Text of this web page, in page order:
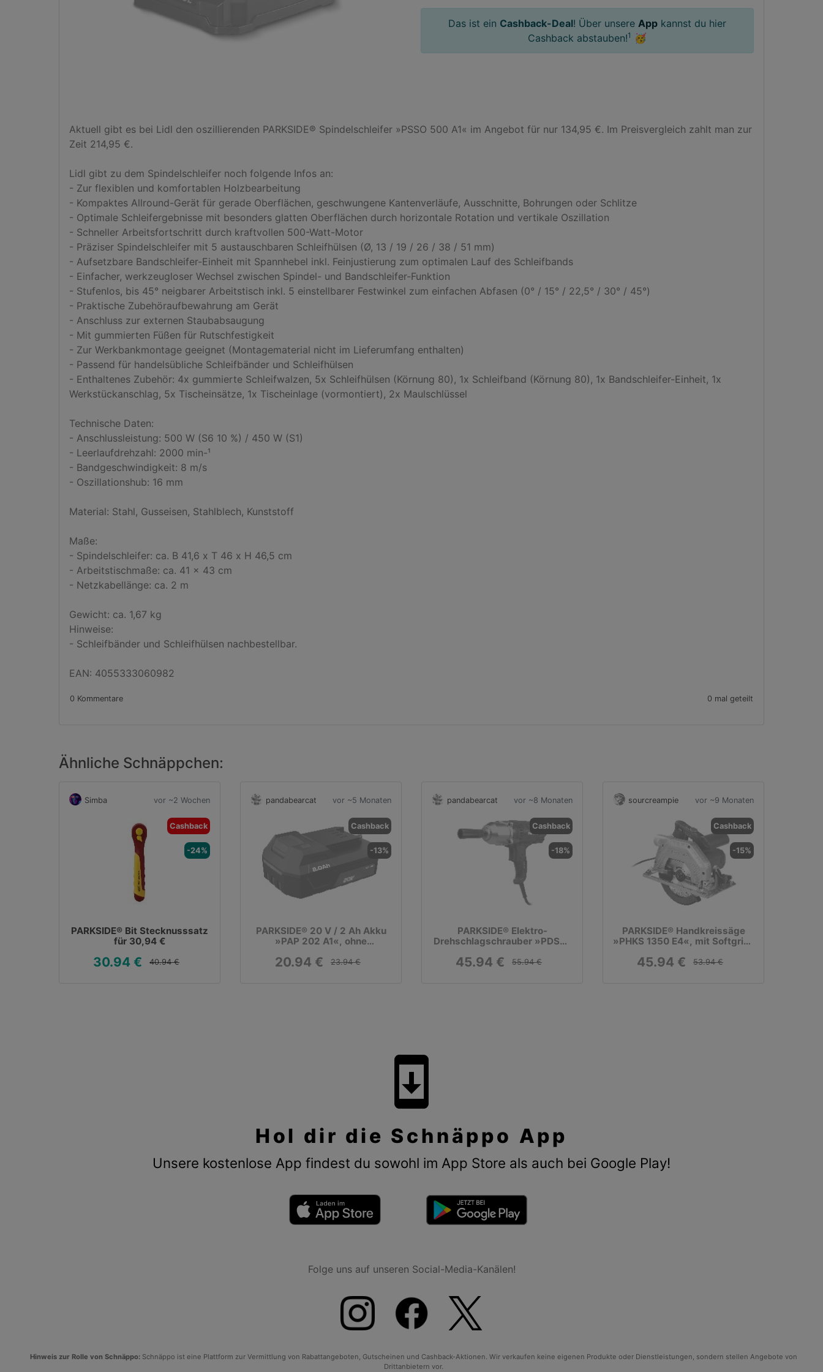
Das ist ein Cashback-Deal! Über unsere App kannst du hier
Cashback abstauben!1 🥳
Aktuell gibt es bei Lidl den oszillierenden PARKSIDE® Spindelschleifer »PSSO 500 A1« im Angebot für nur 134,95 €. Im Preisvergleich zahlt man zur
Zeit 214,95 €.
Lidl gibt zu dem Spindelschleifer noch folgende Infos an:
- Zur flexiblen und komfortablen Holzbearbeitung
- Kompaktes Allround-Gerät für gerade Oberflächen, geschwungene Kantenverläufe, Ausschnitte, Bohrungen oder Schlitze
- Optimale Schleifergebnisse mit besonders glatten Oberflächen durch horizontale Rotation und vertikale Oszillation
- Schneller Arbeitsfortschritt durch kraftvollen 500-Watt-Motor
- Präziser Spindelschleifer mit 5 austauschbaren Schleifhülsen (Ø, 13 / 19 / 26 / 38 / 51 mm)
- Aufsetzbare Bandschleifer-Einheit mit Spannhebel inkl. Feinjustierung zum optimalen Lauf des Schleifbands
- Einfacher, werkzeugloser Wechsel zwischen Spindel- und Bandschleifer-Funktion
- Stufenlos, bis 45° neigbarer Arbeitstisch inkl. 5 einstellbarer Festwinkel zum einfachen Abfasen (0° / 15° / 22,5° / 30° / 45°)
- Praktische Zubehöraufbewahrung am Gerät
- Anschluss zur externen Staubabsaugung
- Mit gummierten Füßen für Rutschfestigkeit
- Zur Werkbankmontage geeignet (Montagematerial nicht im Lieferumfang enthalten)
- Passend für handelsübliche Schleifbänder und Schleifhülsen
- Enthaltenes Zubehör: 4x gummierte Schleifwalzen, 5x Schleifhülsen (Körnung 80), 1x Schleifband (Körnung 80), 1x Bandschleifer-Einheit, 1x
Werkstückanschlag, 5x Tischeinsätze, 1x Tischeinlage (vormontiert), 2x Maulschlüssel
Technische Daten:
- Anschlussleistung: 500 W (S6 10 %) / 450 W (S1)
- Leerlaufdrehzahl: 2000 min-¹
- Bandgeschwindigkeit: 8 m/s
- Oszillationshub: 16 mm
Material: Stahl, Gusseisen, Stahlblech, Kunststoff
Maße:
- Spindelschleifer: ca. B 41,6 x T 46 x H 46,5 cm
- Arbeitstischmaße: ca. 41 x 43 cm
- Netzkabellänge: ca. 2 m
Gewicht: ca. 1,67 kg
Hinweise:
- Schleifbänder und Schleifhülsen nachbestellbar.
EAN: 4055333060982
0 Kommentare 0 mal geteilt
Ähnliche Schnäppchen:
Simba vor ~2 Wochen
Cashback
-24%
PARKSIDE® Bit Stecknusssatz
für 30,94 €
30.94 € 40.94 €
pandabearcat vor ~5 Monaten
Cashback
-13%
PARKSIDE® 20 V / 2 Ah Akku
»PAP 202 A1«, ohne
20.94 € 23.94 €
pandabearcat vor ~8 Monaten
Cashback
-18%
PARKSIDE® Elektro-
Drehschlagschrauber »PDSSE
45.94 € 55.94 €
sourcreampie vor ~9 Monaten
Cashback
-15%
PARKSIDE® Handkreissäge
»PHKS 1350 E4«, mit Softgrip-
45.94 € 53.94 €
system_update
Hol dir die Schnäppo App
Unsere kostenlose App findest du sowohl im App Store als auch bei Google Play!
Folge uns auf unseren Social-Media-Kanälen!
Hinweis zur Rolle von Schnäppo:Schnäppo ist eine Plattform zur Vermittlung von Rabattangeboten, Gutscheinen und Cashback-Aktionen. Wir verkaufen keine eigenen Produkte oder Dienstleistungen, sondern stellen Angebote von
Drittanbietern vor.